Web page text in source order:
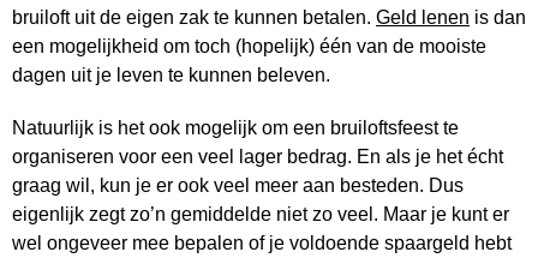
bruiloft uit de eigen zak te kunnen betalen. Geld lenen is dan
een mogelijkheid om toch (hopelijk) één van de mooiste
dagen uit je leven te kunnen beleven.
Natuurlijk is het ook mogelijk om een bruiloftsfeest te
organiseren voor een veel lager bedrag. En als je het écht
graag wil, kun je er ook veel meer aan besteden. Dus
eigenlijk zegt zo’n gemiddelde niet zo veel. Maar je kunt er
wel ongeveer mee bepalen of je voldoende spaargeld hebt